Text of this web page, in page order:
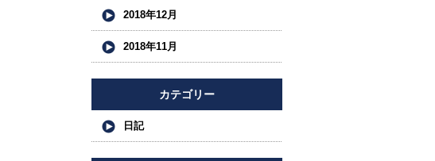
2018年12月
2018年11月
カテゴリー
日記